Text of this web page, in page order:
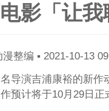
影「让
漫整编 ▪ 2021-10-13
导演吉浦康裕的新
预计将于10月29日正